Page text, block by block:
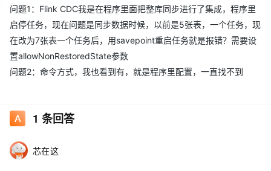
问题1：Flink CDC我是在程序里面把整库同步进行了集成，程序里
启停任务，现在问题是同步数据时候，以前是5张表，一个任务，现
在改为7张表一个任务后，用savepoint重启任务就是报错？需要设
置allowNonRestoredState参数
问题2：命令方式，我也看到有，就是程序里配置，一直找不到
1 条回答
芯在这